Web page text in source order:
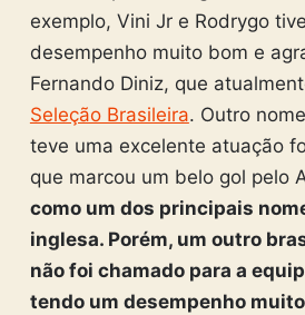
exemplo, Vini Jr e Rodrygo
desempenho muito bom e
Fernando Diniz, que
Seleção Brasileira. Outro
teve uma excelente atuação
que marcou um belo gol pelo
como um dos principais
inglesa. Porém, um outro
não foi chamado para a
tendo um desempenho